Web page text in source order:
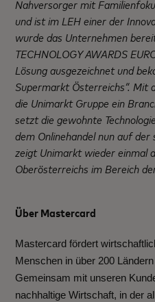
Nahversorger mit
und ist im LEH einer der
wurde das Unternehmen
TECHNOLOGY AWARDS
Lösung ausgezeichnet und
Supermarkt Österreichs“. Mit
die Unimarkt Gruppe ein
setzt die gewohnte
dem Onlinehandel nun auf
zeigt Unimarkt wieder einmal
Oberösterreichs im Bereich
Über Mastercard
Mastercard fördert
Menschen in über 200
Gemeinsam mit unseren
nachhaltige Wirtschaft, in der